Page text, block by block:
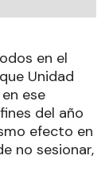
en el
Unidad
ese
del año
efecto en
no sesionar,